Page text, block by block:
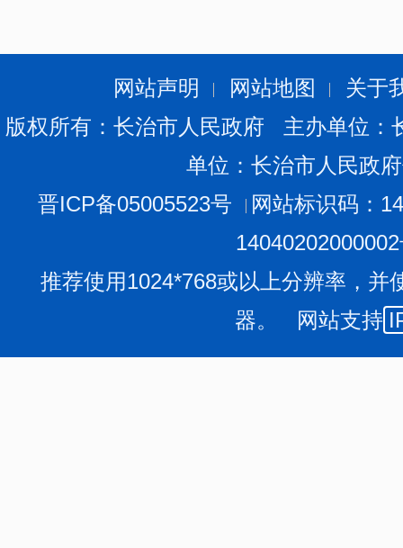
网站声明 网站地图
关于
版权所有：长治市人民政府 主办单位
单位：长治市人民政
晋ICP备05005523号
网站标识码：
推荐使用1024*768或以上分辨率，并
器。 网站支持